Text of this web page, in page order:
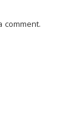
comment.